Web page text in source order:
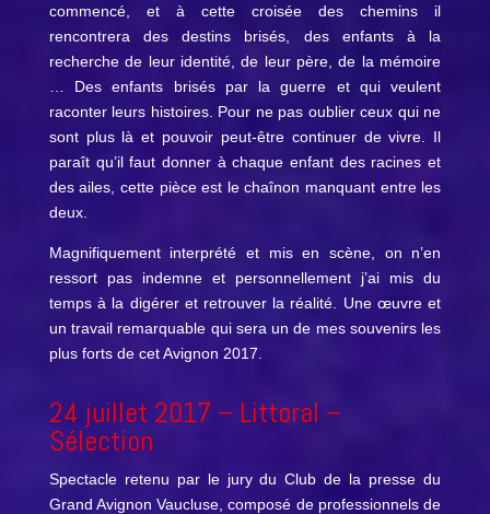
commencé, et à cette croisée des chemins il
rencontrera des destins brisés, des enfants à la
recherche de leur identité, de leur père, de la mémoire
… Des enfants brisés par la guerre et qui veulent
raconter leurs histoires. Pour ne pas oublier ceux qui ne
sont plus là et pouvoir peut-être continuer de vivre. Il
paraît qu’il faut donner à chaque enfant des racines et
des ailes, cette pièce est le chaînon manquant entre les
deux.
Magnifiquement interprété et mis en scène, on n’en
ressort pas indemne et personnellement j’ai mis du
temps à la digérer et retrouver la réalité. Une œuvre et
un travail remarquable qui sera un de mes souvenirs les
plus forts de cet Avignon 2017.
24 juillet 2017 – Littoral –
Sélection
Spectacle retenu par le jury du Club de la presse du
Grand Avignon Vaucluse, composé de professionnels de